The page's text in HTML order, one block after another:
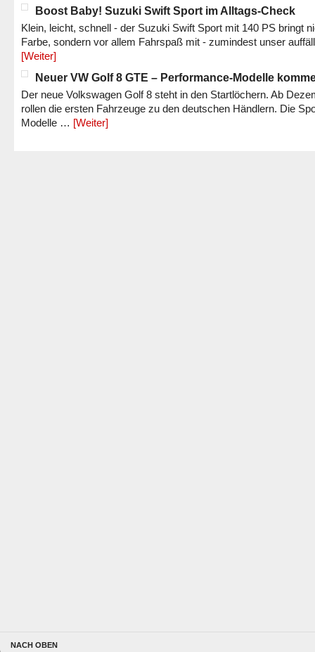
Boost Baby! Suzuki Swift Sport im Alltags-Check
Klein, leicht, schnell - der Suzuki Swift Sport mit 140 PS bringt
Farbe, sondern vor allem Fahrspaß mit - zumindest unser
[Weiter]
Neuer VW Golf 8 GTE – Performance-Modelle
Der neue Volkswagen Golf 8 steht in den Startlöchern. Ab
rollen die ersten Fahrzeuge zu den deutschen Händlern. Die
Modelle … [Weiter]
NACH OBEN